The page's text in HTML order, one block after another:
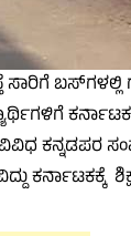
ಸಾರಿಗೆ
ಕನ್ನಡಪರ
ಕರ್ನಾಟಕಕ್ಕೆ